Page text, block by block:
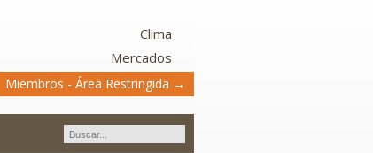
Clima
Mercados
Miembros - Área Restringida →